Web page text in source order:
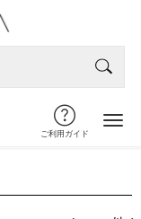
ご利用ガイド